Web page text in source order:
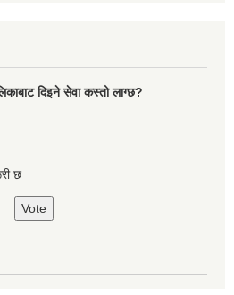
दिइने सेवा कस्तो लाग्छ?
छ